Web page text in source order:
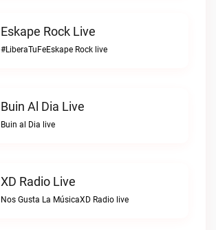
Eskape Rock Live
#LiberaTuFeEskape Rock live
Buin Al Dia Live
Buin al Dia live
XD Radio Live
Nos Gusta La MúsicaXD Radio live